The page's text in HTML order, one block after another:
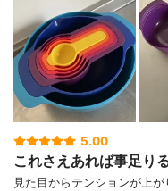
5.00
これさえあれば事足り
見た目からテンションが上